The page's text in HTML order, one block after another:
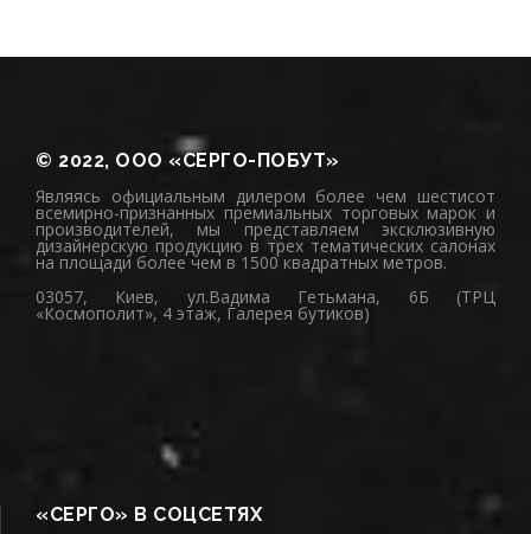
© 2022, ООО «СЕРГО-ПОБУТ»
Являясь официальным дилером более чем шестисот
всемирно-признанных премиальных торговых марок и
производителей, мы представляем эксклюзивную
дизайнерскую продукцию в трех тематических салонах
на площади более чем в 1500 квадратных метров.
03057, Киев, ул.Вадима Гетьмана, 6Б (ТРЦ
«Космополит», 4 этаж, Галерея бутиков)
«СЕРГО» В СОЦСЕТЯХ